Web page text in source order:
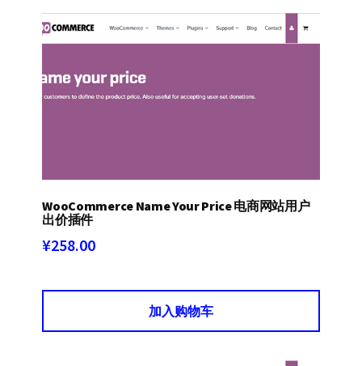
WooCommerce Name Your Price 电商网站用户
出价插件
¥258.00
加入购物车